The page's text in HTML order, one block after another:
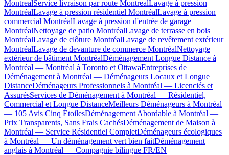
MontrealService livraison par route MontrealLavage à pression
MontréalLavage à pression résidentiel MontréalLavage à pression
commercial MontréalLavage à pression d'entrée de garage
MontréalNettoyage de patio MontréalLavage de terrasse en bois
MontréalLavage de clôture MontréalLavage de revêtement extérieur
MontréalLavage de devanture de commerce MontréalNettoyage
extérieur de bâtiment MontréalDéménagement Longue Distance à
Montréal — Montréal à Toronto et OttawaEntreprises de
Déménagement à Montréal — Déménageurs Locaux et Longue
DistanceDéménageurs Professionnels à Montréal — Licenciés et
AssurésServices de Déménagement à Montréal — Résidentiel,
Commercial et Longue DistanceMeilleurs Déménageurs à Montréal
— 105 Avis Cinq ÉtoilesDéménagement Abordable à Montréal —
Prix Transparents, Sans Frais CachésDéménagement de Maison à
Montréal — Service Résidentiel CompletDéménageurs écologiques
à Montréal — Un déménagement vert bien faitDéménagement
anglais à Montréal — Compagnie bilingue FR/EN